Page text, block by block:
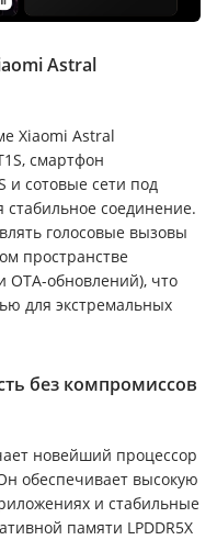
Astral
Xiaomi Astral
смартфон
и сотовые сети под
соединение.
голосовые вызовы
пространстве
OTA-обновлений), что
для экстремальных
без компромиссов
новейший процессор
обеспечивает высокую
и стабильные
памяти LPDDR5X